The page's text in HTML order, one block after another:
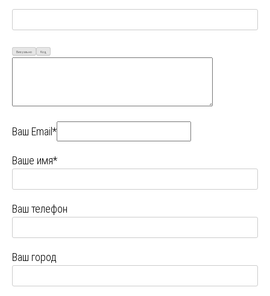
Визуально Код
Ваш Email*
Ваше имя*
Ваш телефон
Ваш город